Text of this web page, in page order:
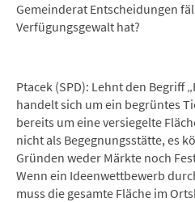
Gemeinderat Entscheidungen
Verfügungsgewalt hat?
Ptacek (SPD): Lehnt den Begriff
handelt sich um ein begrüntes
bereits um eine versiegelte
nicht als Begegnungsstätte, es
Gründen weder Märkte noch
Wenn ein Ideenwettbewerb
muss die gesamte Fläche im